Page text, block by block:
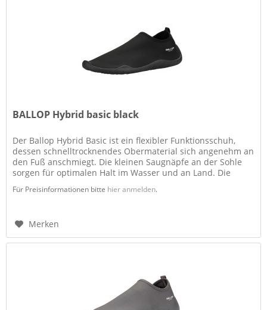
BALLOP Hybrid basic black
Der Ballop Hybrid Basic ist ein flexibler Funktionsschuh,
dessen schnelltrocknendes Obermaterial sich angenehm an
den Fuß anschmiegt. Die kleinen Saugnäpfe an der Sohle
sorgen für optimalen Halt im Wasser und an Land. Die
Für Preisinformationen bitte hier anmelden.
Merken